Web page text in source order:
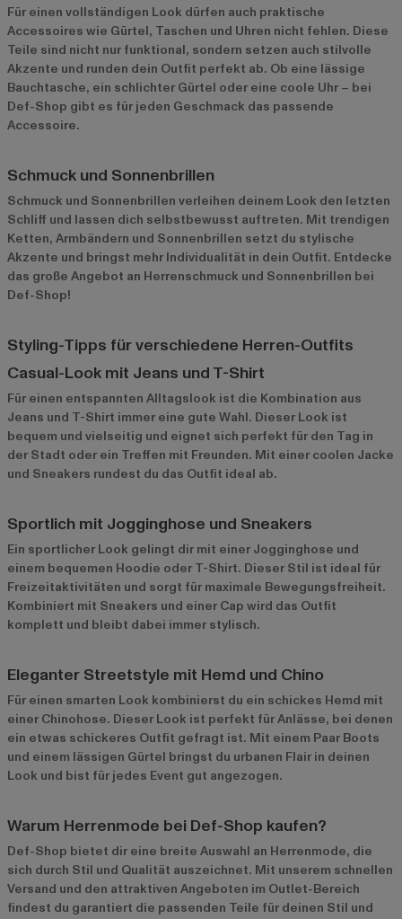
Für einen vollständigen Look dürfen auch praktische
Accessoires wie Gürtel, Taschen und Uhren nicht fehlen. Diese
Teile sind nicht nur funktional, sondern setzen auch stilvolle
Akzente und runden dein Outfit perfekt ab. Ob eine lässige
Bauchtasche, ein schlichter Gürtel oder eine coole Uhr – bei
Def-Shop gibt es für jeden Geschmack das passende
Accessoire.
Schmuck und Sonnenbrillen
Schmuck und Sonnenbrillen verleihen deinem Look den letzten
Schliff und lassen dich selbstbewusst auftreten. Mit trendigen
Ketten, Armbändern und Sonnenbrillen setzt du stylische
Akzente und bringst mehr Individualität in dein Outfit. Entdecke
das große Angebot an Herrenschmuck und Sonnenbrillen bei
Def-Shop!
Styling-Tipps für verschiedene Herren-Outfits
Casual-Look mit Jeans und T-Shirt
Für einen entspannten Alltagslook ist die Kombination aus
Jeans und T-Shirt immer eine gute Wahl. Dieser Look ist
bequem und vielseitig und eignet sich perfekt für den Tag in
der Stadt oder ein Treffen mit Freunden. Mit einer coolen Jacke
und Sneakers rundest du das Outfit ideal ab.
Sportlich mit Jogginghose und Sneakers
Ein sportlicher Look gelingt dir mit einer Jogginghose und
einem bequemen Hoodie oder T-Shirt. Dieser Stil ist ideal für
Freizeitaktivitäten und sorgt für maximale Bewegungsfreiheit.
Kombiniert mit Sneakers und einer Cap wird das Outfit
komplett und bleibt dabei immer stylisch.
Eleganter Streetstyle mit Hemd und Chino
Für einen smarten Look kombinierst du ein schickes Hemd mit
einer Chinohose. Dieser Look ist perfekt für Anlässe, bei denen
ein etwas schickeres Outfit gefragt ist. Mit einem Paar Boots
und einem lässigen Gürtel bringst du urbanen Flair in deinen
Look und bist für jedes Event gut angezogen.
Warum Herrenmode bei Def-Shop kaufen?
Def-Shop bietet dir eine breite Auswahl an Herrenmode, die
sich durch Stil und Qualität auszeichnet. Mit unserem schnellen
Versand und den attraktiven Angeboten im Outlet-Bereich
findest du garantiert die passenden Teile für deinen Stil und